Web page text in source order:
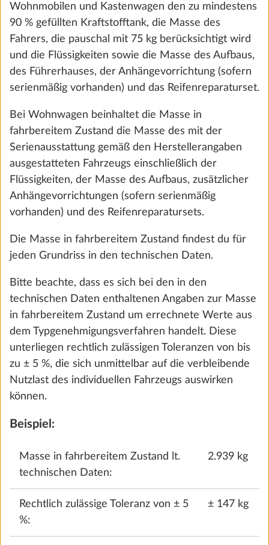
Turo
0,0 kg
€ 319
Hinzufügen
Wohnausstattung
Teppichboden im Wohnraum,
herausnehmbar
10,0 kg
€ 392
Wohnmobilen und Kastenwagen den zu mindestens
90 % gefüllten Kraftstofftank, die Masse des
Fahrers, die pauschal mit 75 kg berücksichtigt wird
und die Flüssigkeiten sowie die Masse des Aufbaus,
des Führerhauses, der Anhängevorrichtung (sofern
serienmäßig vorhanden) und das Reifenreparaturset.
Bei Wohnwagen beinhaltet die Masse in
fahrbereitem Zustand die Masse des mit der
Serienausstattung gemäß den Herstellerangaben
ausgestatteten Fahrzeugs einschließlich der
Flüssigkeiten, der Masse des Aufbaus, zusätzlicher
Anhängevorrichtungen (sofern serienmäßig
vorhanden) und des Reifenreparatursets.
Die Masse in fahrbereitem Zustand findest du für
jeden Grundriss in den technischen Daten.
Bitte beachte, dass es sich bei den in den
technischen Daten enthaltenen Angaben zur Masse
in fahrbereitem Zustand um errechnete Werte aus
dem Typgenehmigungsverfahren handelt. Diese
unterliegen rechtlich zulässigen Toleranzen von bis
zu ± 5 %, die sich unmittelbar auf die verbleibende
Nutzlast des individuellen Fahrzeugs auswirken
können.
Beispiel:
Masse in fahrbereitem Zustand lt.
technischen Daten:
2.939 kg
Rechtlich zulässige Toleranz von ± 5
%:
± 147 kg